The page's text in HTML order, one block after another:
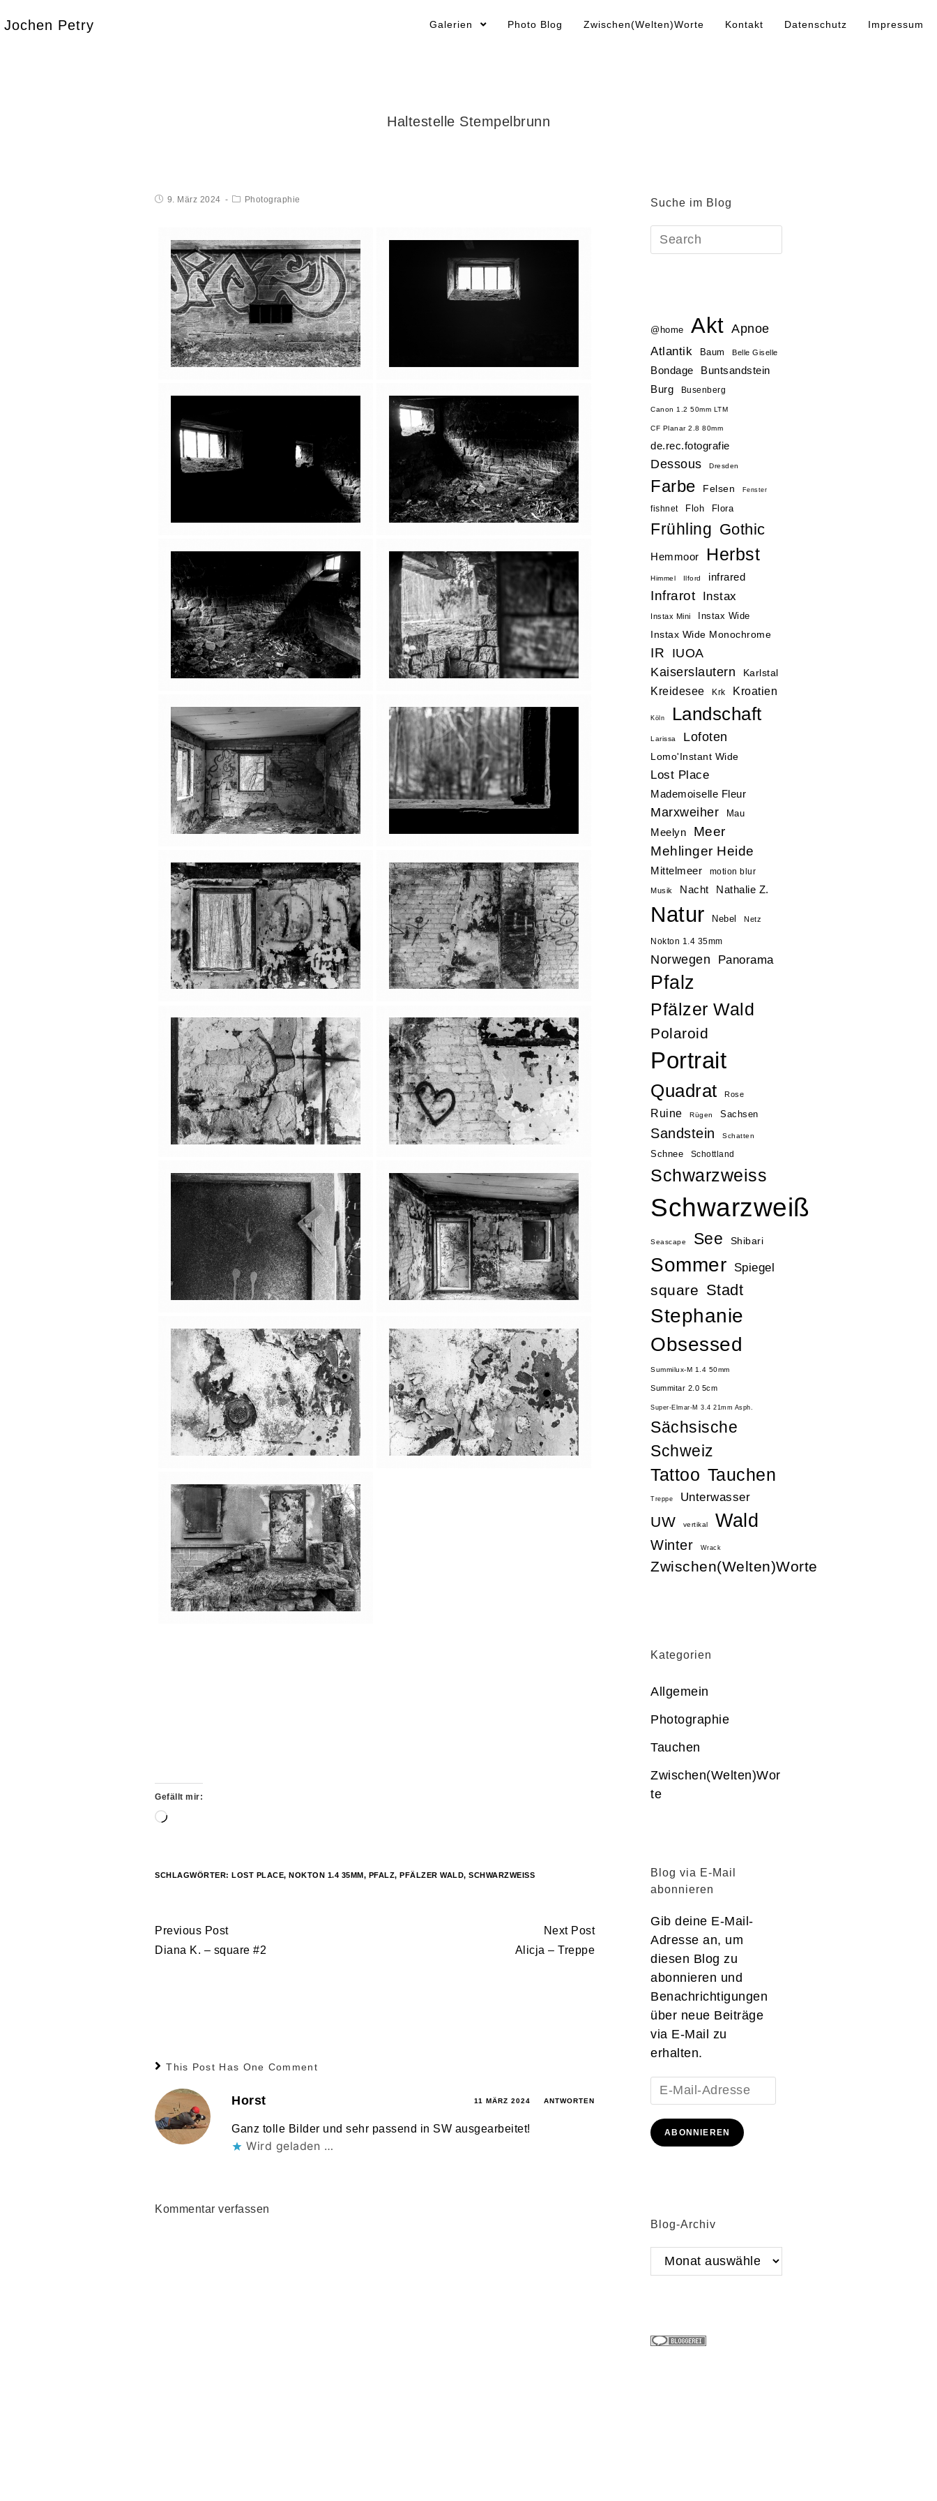
Jochen Petry Galerien Photo Blog Zwischen(Welten)Worte Kontakt Datenschutz Impressum
Haltestelle Stempelbrunn
9. März 2024 Photographie
Gefällt mir:
Wird
SCHLAGWÖRTER: LOST PLACE, NOKTON 1.4 35MM, PFALZ, PFÄLZER WALD, SCHWARZWEISS
Continue
Reading
Previous Post
Diana K. – square #2
Next Post
Alicja – Treppe
This Post Has One Comment
Horst 11 MÄRZ 2024 ANTWORTEN
Ganz tolle Bilder und sehr passend in SW ausgearbeitet!
Wird geladen …
Kommentar verfassen
Suche im Blog
@home Akt Apnoe
Atlantik Baum Belle Giselle
Bondage Buntsandstein
Burg Busenberg
Canon 1.2 50mm LTM
CF Planar 2.8 80mm
de.rec.fotografie
Dessous Dresden
Farbe Felsen Fenster
fishnet Floh Flora
Frühling Gothic
Hemmoor Herbst
Himmel Ilford infrared
Infrarot Instax
Instax Mini
Instax Wide
Instax Wide Monochrome
IR
IUOA
Kaiserslautern
Karlstal
Kreidesee Krk Kroatien
Köln Landschaft
Larissa Lofoten
Lomo'Instant Wide
Lost Place
Mademoiselle Fleur
Marxweiher Mau
Meelyn
Meer
Mehlinger Heide
Mittelmeer motion blur
Musik Nacht Nathalie Z.
Natur Nebel Netz
Nokton 1.4 35mm
Norwegen Panorama
Pfalz
Pfälzer Wald
Polaroid
Portrait
Quadrat Rose
Ruine Rügen Sachsen
Sandstein Schatten
Schnee Schottland
Schwarzweiss
Schwarzweiß
Seascape See Shibari
Sommer Spiegel
square Stadt
Stephanie
Obsessed
Summilux-M 1.4 50mm
Summitar 2.0 5cm
Super-Elmar-M 3.4 21mm Asph.
Sächsische
Schweiz
Tattoo Tauchen
Treppe Unterwasser
UW vertikal Wald
Winter Wrack
Zwischen(Welten)Worte
Kategorien
Allgemein
Photographie
Tauchen
Zwischen(Welten)Wor
te
Blog via E-Mail
abonnieren
Gib deine E-Mail-
Adresse an, um
diesen Blog zu
abonnieren und
Benachrichtigungen
über neue Beiträge
via E-Mail zu
erhalten.
E-
Mail-
Adresse
ABONNIEREN
Blog-Archiv
Blog-
Archiv